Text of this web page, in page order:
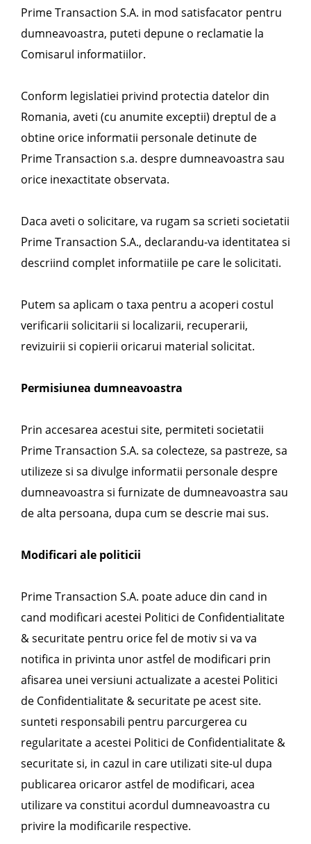
Prime Transaction S.A. in mod satisfacator pentru
dumneavoastra, puteti depune o reclamatie la
Comisarul informatiilor.
Conform legislatiei privind protectia datelor din
Romania, aveti (cu anumite exceptii) dreptul de a
obtine orice informatii personale detinute de
Prime Transaction s.a. despre dumneavoastra sau
orice inexactitate observata.
Daca aveti o solicitare, va rugam sa scrieti societatii
Prime Transaction S.A., declarandu-va identitatea si
descriind complet informatiile pe care le solicitati.
Putem sa aplicam o taxa pentru a acoperi costul
verificarii solicitarii si localizarii, recuperarii,
revizuirii si copierii oricarui material solicitat.
Permisiunea dumneavoastra
Prin accesarea acestui site, permiteti societatii
Prime Transaction S.A. sa colecteze, sa pastreze, sa
utilizeze si sa divulge informatii personale despre
dumneavoastra si furnizate de dumneavoastra sau
de alta persoana, dupa cum se descrie mai sus.
Modificari ale politicii
Prime Transaction S.A. poate aduce din cand in
cand modificari acestei Politici de Confidentialitate
& securitate pentru orice fel de motiv si va va
notifica in privinta unor astfel de modificari prin
afisarea unei versiuni actualizate a acestei Politici
de Confidentialitate & securitate pe acest site.
sunteti responsabili pentru parcurgerea cu
regularitate a acestei Politici de Confidentialitate &
securitate si, in cazul in care utilizati site-ul dupa
publicarea oricaror astfel de modificari, acea
utilizare va constitui acordul dumneavoastra cu
privire la modificarile respective.